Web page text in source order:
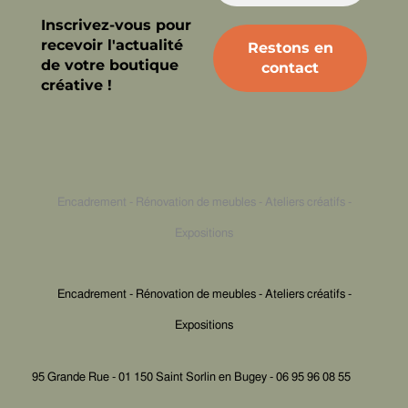
Inscrivez-vous pour
recevoir l'actualité
de votre boutique
créative !
Encadrement - Rénovation de meubles - Ateliers créatifs -
Expositions
Encadrement - Rénovation de meubles - Ateliers créatifs -
Expositions
95 Grande Rue - 01 150 Saint Sorlin en Bugey - 06 95 96 08 55